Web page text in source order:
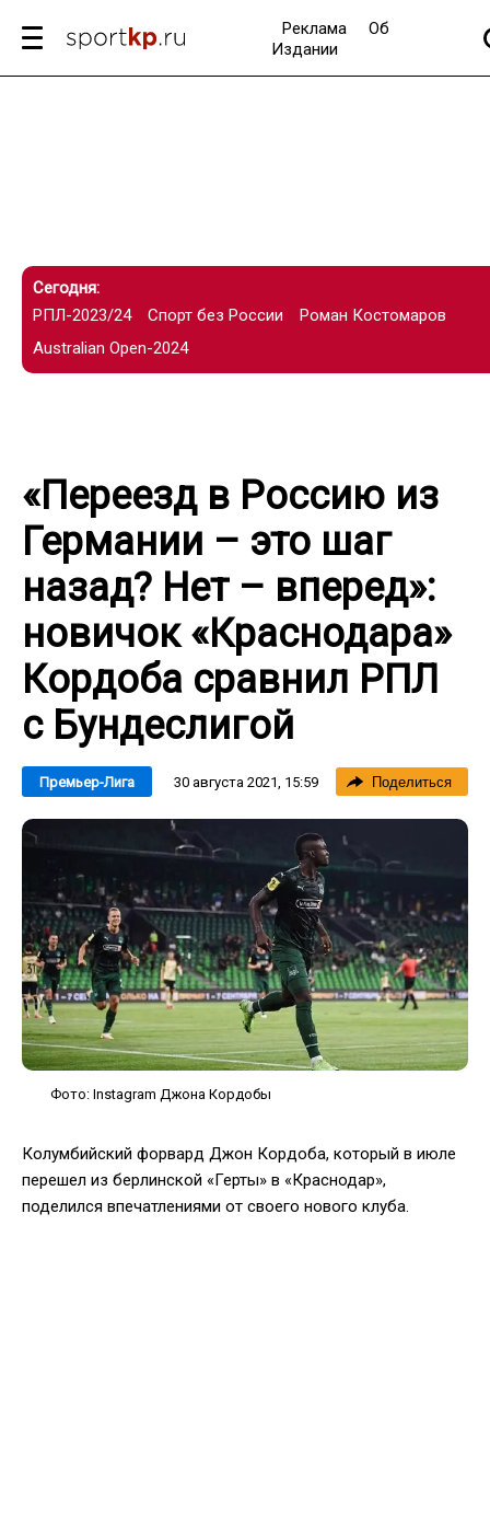
Реклама
Об
Издании
Сегодня:
РПЛ-2023/24
Спорт без России
Роман Костомаров
Australian Open-2024
«Переезд в Россию из
Германии – это шаг
назад? Нет – вперед»:
новичок «Краснодара»
Кордоба сравнил РПЛ
с Бундеслигой
Премьер-Лига 30 августа 2021, 15:59 Поделиться
Фото: Instagram Джона Кордобы
Колумбийский форвард Джон Кордоба, который в июле
перешел из берлинской «Герты» в «Краснодар»,
поделился впечатлениями от своего нового клуба.